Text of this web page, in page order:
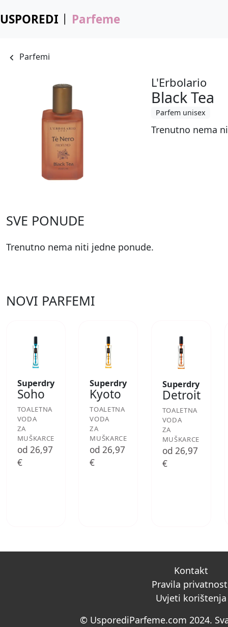
USPOREDI Parfeme
Parfemi
L'Erbolario
Black Tea
Parfem unisex
Trenutno nema
SVE PONUDE
Trenutno nema niti jedne ponude.
NOVI PARFEMI
Superdry
Soho
TOALETNA
VODA
ZA
MUŠKARCE
od 26,97
€
Superdry
Kyoto
TOALETNA
VODA
ZA
MUŠKARCE
od 26,97
€
Superdry
Detroit
TOALETNA
VODA
ZA
MUŠKARCE
od 26,97
€
Kontakt
Pravila
Uvjeti korištenja
© UsporediParfeme.com 2024.